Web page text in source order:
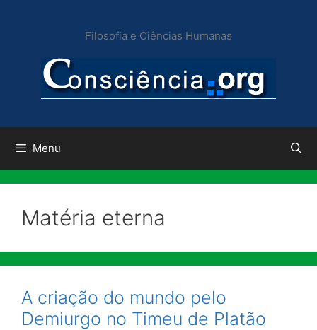
conteúdo
Filosofia e Ciências Humanas
Menu
Matéria eterna
A criação do mundo pelo
Demiurgo no Timeu de Platão